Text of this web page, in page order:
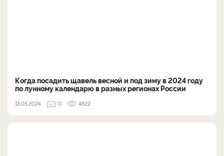
Когда посадить щавель весной и под зиму в 2024 году
по лунному календарю в разных регионах России
13.05.2024 0 4622